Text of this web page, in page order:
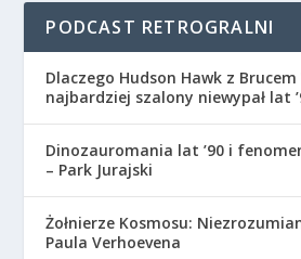
PODCAST RETROGRALNI
Dlaczego Hudson Hawk z
najbardziej szalony niewypał lat
Dinozauromania lat ’90 i
– Park Jurajski
Żołnierze Kosmosu:
Paula Verhoevena